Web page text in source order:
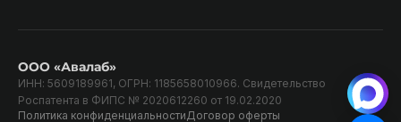
ООО «Авалаб»
ИНН: 5609189961, ОГРН: 1185658010966. Свидетельство
Роспатента в ФИПС № 2020612260 от 19.02.2020
Политика конфиденциальностиДоговор оферты